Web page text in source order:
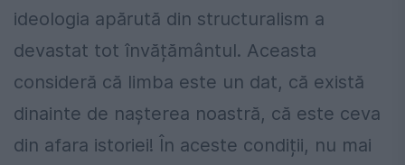
ideologia apărută din structuralism a
devastat tot învățământul. Aceasta
consideră că limba este un dat, că există
dinainte de nașterea noastră, că este ceva
din afara istoriei! În aceste condiții, nu mai